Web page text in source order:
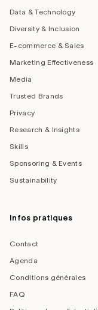
Data & Technology
Diversity & Inclusion
E-commerce & Sales
Marketing Effectiveness
Media
Trusted Brands
Privacy
Research & Insights
Skills
Sponsoring & Events
Sustainability
Infos pratiques
Contact
Agenda
Conditions générales
FAQ